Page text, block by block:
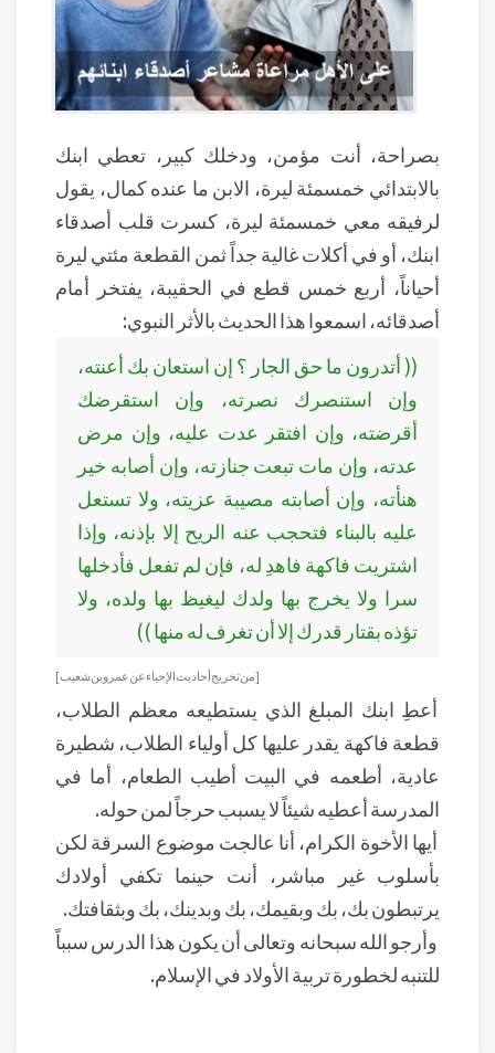
بصراحة، أنت مؤمن، ودخلك كبير، تعطي ابنك
بالابتدائي خمسمئة ليرة، الابن ما عنده كمال، يقول
لرفيقه معي خمسمئة ليرة، كسرت قلب أصدقاء
ابنك، أو في أكلات غالية جداً ثمن القطعة مئتي ليرة
أحياناً، أربع خمس قطع في الحقيبة، يفتخر أمام
أصدقائه، اسمعوا هذا الحديث بالأثر النبوي:
(( أتدرون ما حق الجار ؟ إن استعان بك أعنته،
وإن استنصرك نصرته، وإن استقرضك
أقرضته، وإن افتقر عدت عليه، وإن مرض
عدته، وإن مات تبعت جنازته، وإن أصابه خير
هنأته، وإن أصابته مصيبة عزيته، ولا تستعل
عليه بالبناء فتحجب عنه الريح إلا بإذنه، وإذا
اشتريت فاكهة فاهدِ له، فإن لم تفعل فأدخلها
سرا ولا يخرج بها ولدك ليغيظ بها ولده، ولا
تؤذه بقتار قدرك إلا أن تغرف له منها ))
[ من تخريج أحاديث الإحياء عن عمرو بن شعيب ]
أعطِ ابنك المبلغ الذي يستطيعه معظم الطلاب،
قطعة فاكهة يقدر عليها كل أولياء الطلاب، شطيرة
عادية، أطعمه في البيت أطيب الطعام، أما في
المدرسة أعطيه شيئاً لا يسبب حرجاً لمن حوله.
أيها الأخوة الكرام، أنا عالجت موضوع السرقة لكن
بأسلوب غير مباشر، أنت حينما تكفي أولادك
يرتبطون بك، بك وبقيمك، بك وبدينك، بك وبثقافتك.
وأرجو الله سبحانه وتعالى أن يكون هذا الدرس سبباً
للتنبه لخطورة تربية الأولاد في الإسلام.